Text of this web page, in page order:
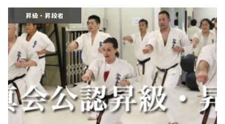
昇級・昇段者